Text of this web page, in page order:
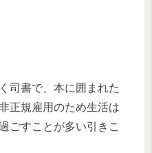
司書で、本に囲まれた
正規雇用のため生活は
ごすことが多い引きこ